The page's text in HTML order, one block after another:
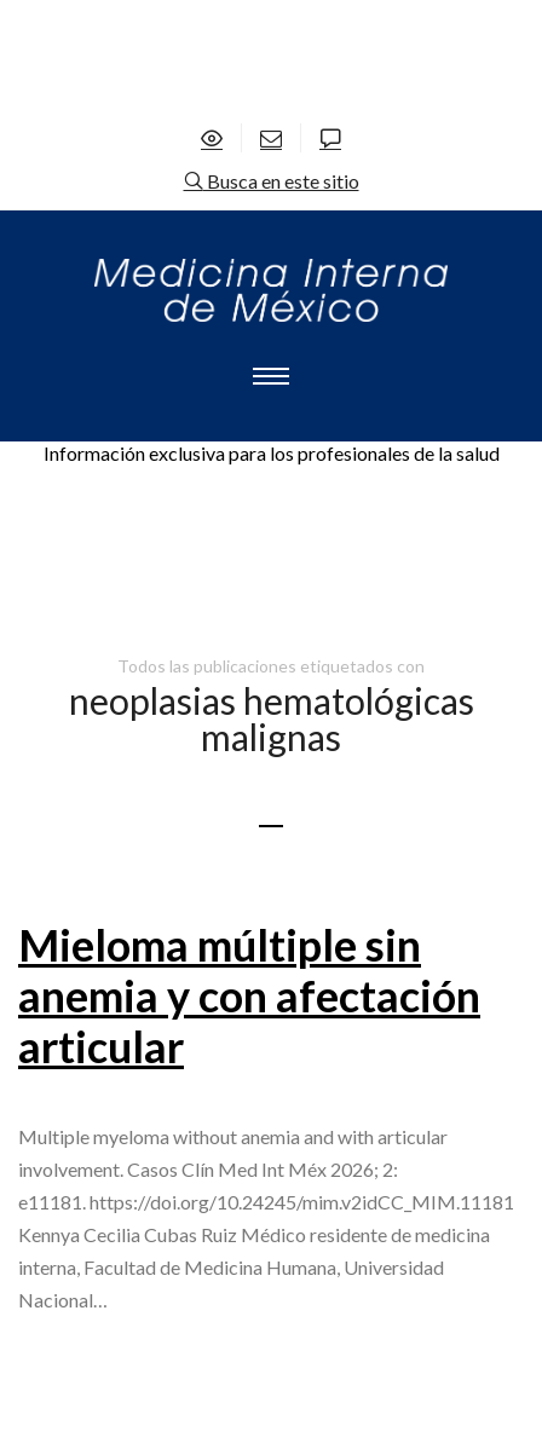
Busca en este sitio
Información exclusiva para los profesionales de la salud
Todos las publicaciones etiquetados con
neoplasias hematológicas
malignas
Mieloma múltiple sin
anemia y con afectación
articular
Multiple myeloma without anemia and with articular
involvement. Casos Clín Med Int Méx 2026; 2:
e11181. https://doi.org/10.24245/mim.v2idCC_MIM.11181
Kennya Cecilia Cubas Ruiz Médico residente de medicina
interna, Facultad de Medicina Humana, Universidad
Nacional…